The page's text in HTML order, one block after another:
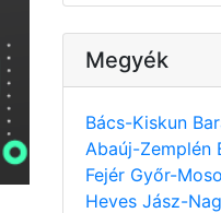
Megyék
Bács-Kiskun
Abaúj-Zemplén
Fejér Győr-
Heves Jász-